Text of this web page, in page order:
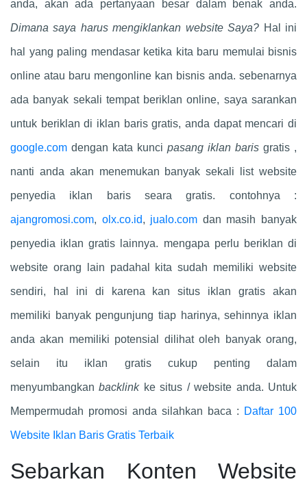
anda, akan ada pertanyaan besar dalam benak anda.
Dimana saya harus mengiklankan website Saya? Hal ini
hal yang paling mendasar ketika kita baru memulai bisnis
online atau baru mengonline kan bisnis anda. sebenarnya
ada banyak sekali tempat beriklan online, saya sarankan
untuk beriklan di iklan baris gratis, anda dapat mencari di
google.com dengan kata kunci pasang iklan baris gratis ,
nanti anda akan menemukan banyak sekali list website
penyedia iklan baris seara gratis. contohnya :
ajangromosi.com, olx.co.id, jualo.com dan masih banyak
penyedia iklan gratis lainnya. mengapa perlu beriklan di
website orang lain padahal kita sudah memiliki website
sendiri, hal ini di karena kan situs iklan gratis akan
memiliki banyak pengunjung tiap harinya, sehinnya iklan
anda akan memiliki potensial dilihat oleh banyak orang,
selain itu iklan gratis cukup penting dalam
menyumbangkanbacklinkke situs / website anda. Untuk
Mempermudah promosi anda silahkan baca : Daftar 100
Website Iklan Baris Gratis Terbaik
Sebarkan Konten Website